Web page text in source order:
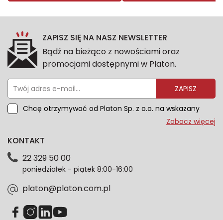
ZAPISZ SIĘ NA NASZ NEWSLETTER
Bądź na bieżąco z nowościami oraz
promocjami dostępnymi w Platon.
ZAPISZ
Chcę otrzymywać od Platon Sp. z o.o. na wskazany
przeze mnie adres e-mail informacje marketingowe
dotyczące danych osobowych znajdziesz w naszej
każdym czasie. Wycofanie zgody nie wpłynie na
zgodność z prawem przetwarzania dokonanego przed
Zobacz więcej
KONTAKT
22 329 50 00
poniedziałek - piątek 8:00-16:00
platon@platon.com.pl